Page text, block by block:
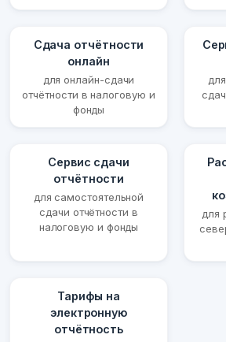
Сдача отчётности
онлайн
для онлайн-сдачи
отчётности в налоговую и
фонды
Сервис сдачи
отчётности
для самостоятельной
сдачи отчётности в
налоговую и фонды
для
Тарифы на
электронную
отчётность